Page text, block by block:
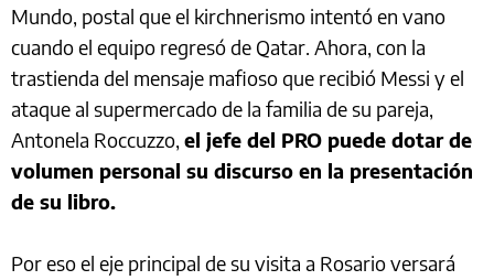
Mundo, postal que el kirchnerismo intentó en vano
cuando el equipo regresó de Qatar. Ahora, con la
trastienda del mensaje mafioso que recibió Messi y el
ataque al supermercado de la familia de su pareja,
Antonela Roccuzzo, el jefe del PRO puede dotar de
volumen personal su discurso en la presentación
de su libro.
Por eso el eje principal de su visita a Rosario versará